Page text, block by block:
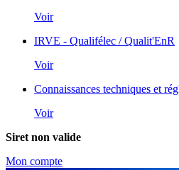
Voir
IRVE - Qualifélec / Qualit'EnR
Voir
Connaissances techniques et
Voir
Siret non valide
Mon compte